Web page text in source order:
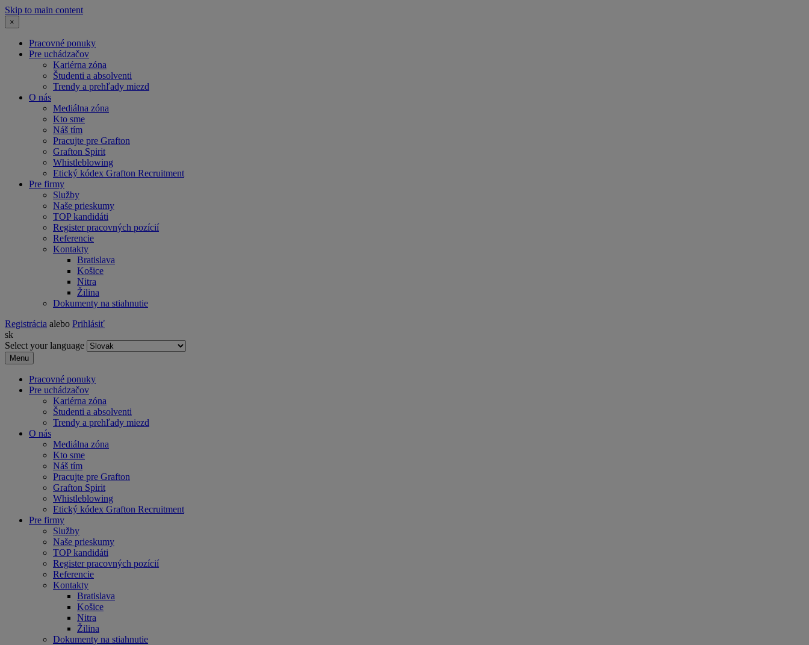
Skip to main content
×
Pracovné ponuky
Pre uchádzačov
Kariérna zóna
Študenti a absolventi
Trendy a prehľady miezd
O nás
Mediálna zóna
Kto sme
Náš tím
Pracujte pre Grafton
Grafton Spirit
Whistleblowing
Etický kódex Grafton Recruitment
Pre firmy
Služby
Naše prieskumy
TOP kandidáti
Register pracovných pozícií
Referencie
Kontakty
Bratislava
Košice
Nitra
Žilina
Dokumenty na stiahnutie
Registrácia alebo Prihlásiť
sk
Select your language
Menu
Pracovné ponuky
Pre uchádzačov
Kariérna zóna
Študenti a absolventi
Trendy a prehľady miezd
O nás
Mediálna zóna
Kto sme
Náš tím
Pracujte pre Grafton
Grafton Spirit
Whistleblowing
Etický kódex Grafton Recruitment
Pre firmy
Služby
Naše prieskumy
TOP kandidáti
Register pracovných pozícií
Referencie
Kontakty
Bratislava
Košice
Nitra
Žilina
Dokumenty na stiahnutie